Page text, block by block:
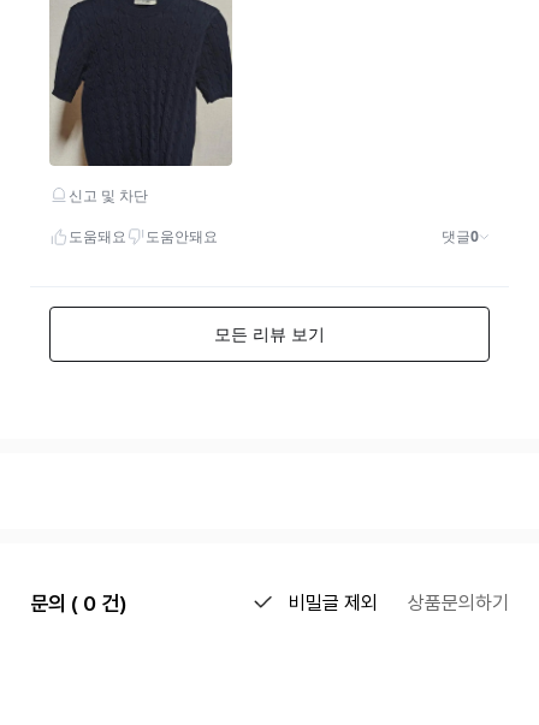
문의 ( 0 건) 비밀글 제외 상품문의하기